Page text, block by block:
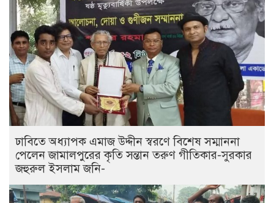
ঢাবিতে অধ্যাপক এমাজ উদ্দীন স্বরণে বিশেষ সম্মাননা
পেলেন জামালপুরের কৃতি সন্তান তরুণ গীতিকার-সুরকার
জহুরুল ইসলাম জনি-